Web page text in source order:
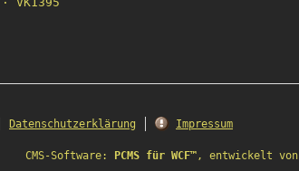
Datenschutzerklärung Impressum
CMS-Software: PCMS für WCF™, entwickelt von